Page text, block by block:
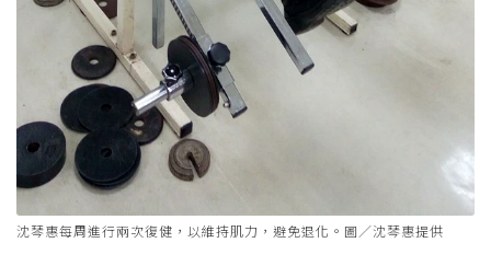
沈琴惠每周進行兩次復健，以維持肌力，避免退化。圖／沈琴惠提供